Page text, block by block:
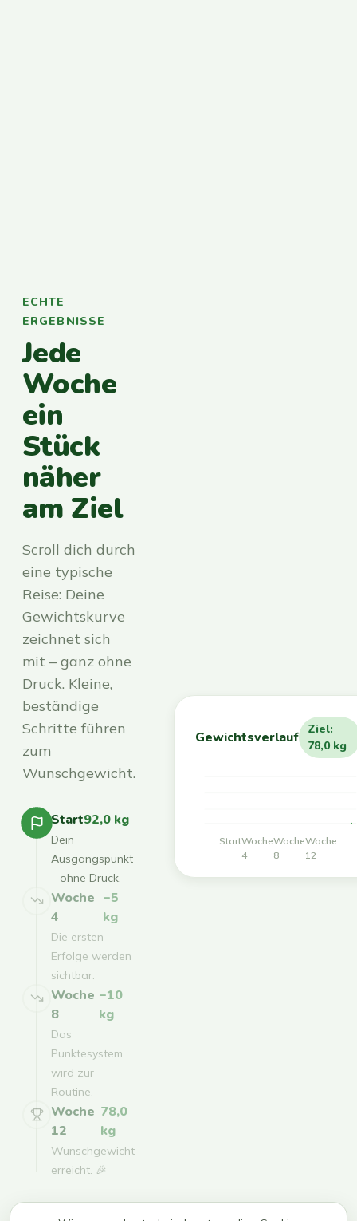
ECHTE
ERGEBNISSE
Jede
Woche
ein
Stück
näher
am Ziel
Scroll dich durch
eine typische
Reise: Deine
Gewichtskurve
zeichnet sich
mit – ganz ohne
Druck. Kleine,
beständige
Schritte führen
zum
Wunschgewicht.
Start92,0 kg
Dein
Ausgangspunkt
– ohne Druck.
Woche
4
−5
kg
Die ersten
Erfolge werden
sichtbar.
Woche
8
−10
kg
Das
Punktesystem
wird zur
Routine.
Woche
12
78,0
kg
Wunschgewicht
erreicht. 🎉
Gewichtsverlauf
Ziel:
78,0 kg
StartWoche
4
Woche
8
Woche
12